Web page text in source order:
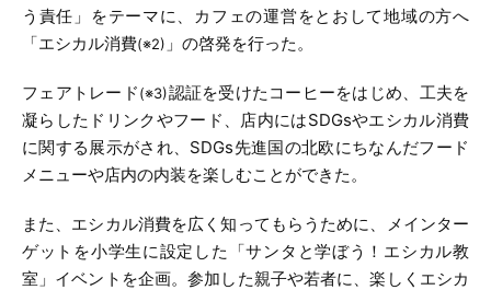
う責任」をテーマに、カフェの運営をとおして地域の方へ
「エシカル消費(※2) 」の啓発を行った。
フェアトレード(※3)認証を受けたコーヒーをはじめ、工夫を
凝らしたドリンクやフード、店内にはSDGsやエシカル消費
に関する展示がされ、SDGs先進国の北欧にちなんだフード
メニューや店内の内装を楽しむことができた。
また、エシカル消費を広く知ってもらうために、メインター
ゲットを小学生に設定した「サンタと学ぼう！エシカル教
室」イベントを企画。参加した親子や若者に、楽しくエシカ